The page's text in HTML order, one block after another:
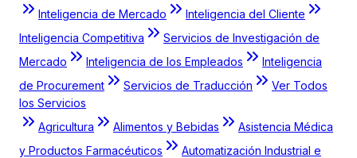
Inteligencia de Mercado
Inteligencia del Cliente
Inteligencia Competitiva
Servicios de Investigación de
Mercado
Inteligencia de los Empleados
Inteligencia
de Procurement
Servicios de Traducción
Ver Todos
los Servicios
Agricultura
Alimentos y Bebidas
Asistencia Médica
y Productos Farmacéuticos
Automatización Industrial e